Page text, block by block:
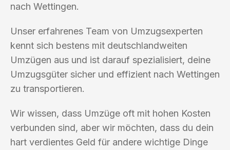
nach Wettingen.
Unser erfahrenes Team von Umzugsexperten
kennt sich bestens mit deutschlandweiten
Umzügen aus und ist darauf spezialisiert, deine
Umzugsgüter sicher und effizient nach Wettingen
zu transportieren.
Wir wissen, dass Umzüge oft mit hohen Kosten
verbunden sind, aber wir möchten, dass du dein
hart verdientes Geld für andere wichtige Dinge